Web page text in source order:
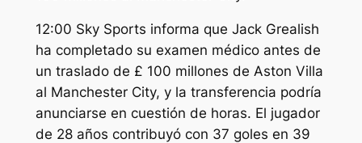
12:00 Sky Sports informa que Jack Grealish
ha completado su examen médico antes de
un traslado de £ 100 millones de Aston Villa
al Manchester City, y la transferencia podría
anunciarse en cuestión de horas. El jugador
de 28 años contribuyó con 37 goles en 39